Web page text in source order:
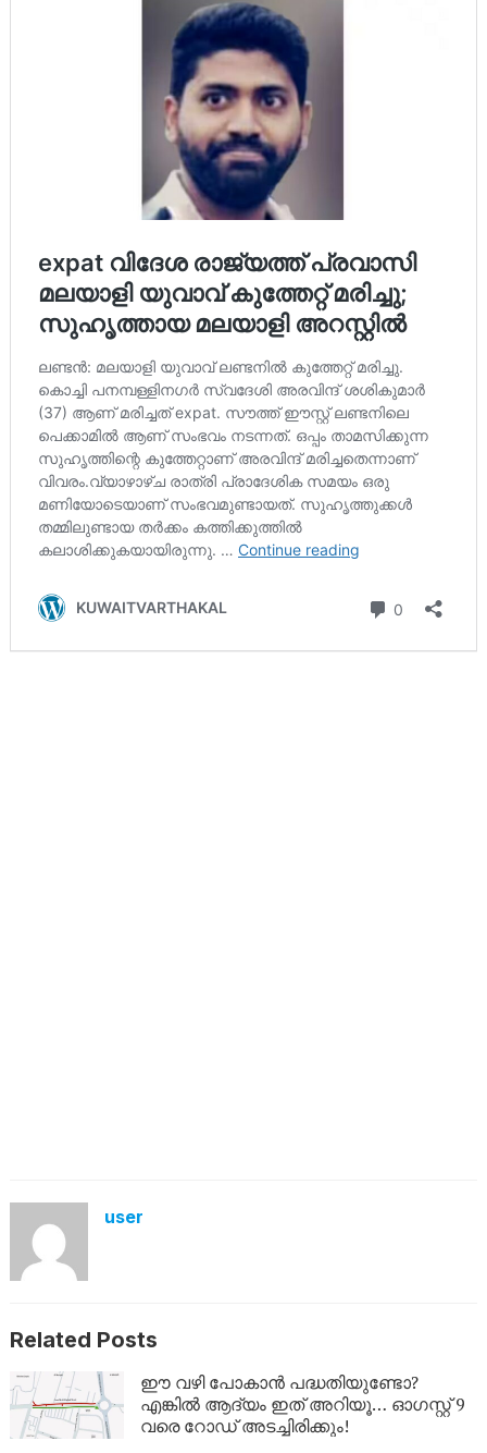
user
Related Posts
ഈ വഴി പോകാൻ പദ്ധതിയുണ്ടോ?
എങ്കിൽ ആദ്യം ഇത് അറിയൂ… ഓഗസ്റ്റ് 9
വരെ റോഡ് അടച്ചിരിക്കും!